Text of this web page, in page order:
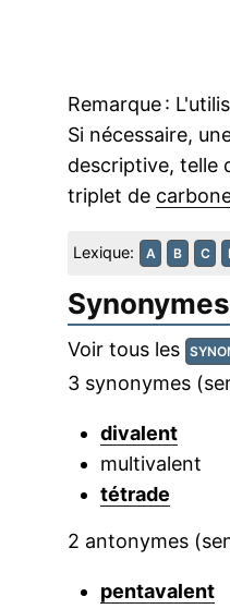
Remarque :
Si nécessaire,
descriptive, telle
triplet de
Lexique: A B C
Voir tous les
3 synonymes
divalent
multivalent
tétrade
2 antonymes
pentavalent